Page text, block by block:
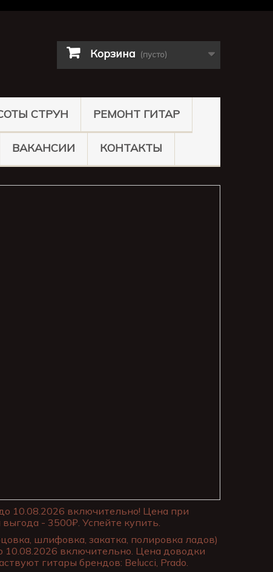
Корзина (пусто)
СТРУН РЕМОНТ ГИТАР
ВАКАНСИИ КОНТАКТЫ
10.08.2026 включительно! Цена при
- 3500₽. Успейте купить.
шлифовка, закатка, полировка ладов)
10.08.2026 включительно. Цена доводки
гитары брендов: Belucci, Prado.